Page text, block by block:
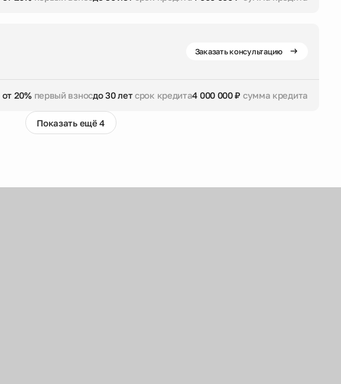
Заказать консультацию
от 20% первый взносдо 30 летсрок кредита4 000 000 ₽ сумма кредита
до 30 летсрок кредита
Показать ещё 4